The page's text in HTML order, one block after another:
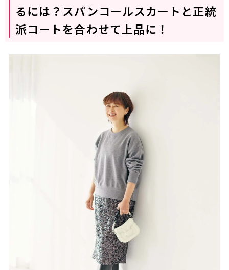
るには？スパンコールスカートと正統
派コートを合わせて上品に！